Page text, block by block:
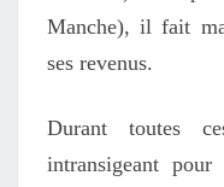
Manche), il fait
ses revenus.
Durant toutes
intransigeant